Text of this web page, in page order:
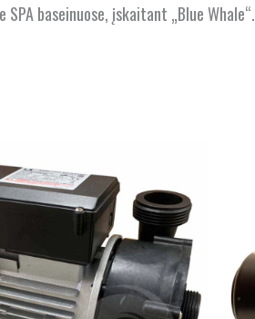
SPA baseinuose, įskaitant „Blue Whale“.